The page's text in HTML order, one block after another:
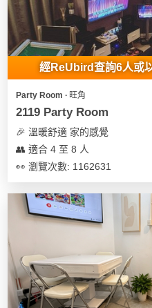
經ReUbird查詢6人或
Party Room ∙ 旺角
2119 Party Room
🎉 溫暖舒適 家的感覺
👥 適合 4 至 8 人
👀 瀏覽次數: 1162631